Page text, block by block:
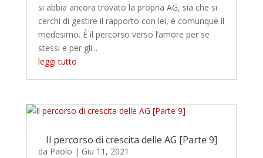
si abbia ancora trovato la propria AG, sia che si
cerchi di gestire il rapporto con lei, è comunque il
medesimo. È il percorso verso l’amore per se
stessi e per gli...
leggi tutto
Il percorso di crescita delle AG [Parte 9]
da Paolo | Giu 11, 2021